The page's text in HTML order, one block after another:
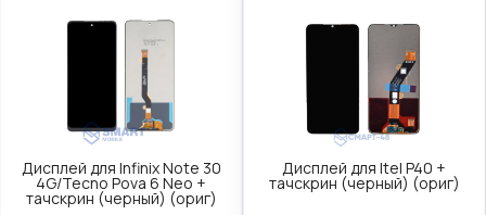
Дисплей для Infinix Note 30
4G/Tecno Pova 6 Neo +
тачскрин (черный) (ориг)
Дисплей для Itel P40 +
тачскрин (черный) (ориг)